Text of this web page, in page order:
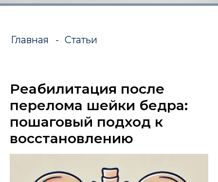
Реабилитация после
перелома шейки бедра:
пошаговый подход к
восстановлению